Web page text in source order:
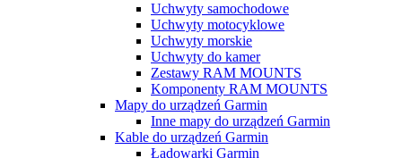
Uchwyty samochodowe
Uchwyty motocyklowe
Uchwyty morskie
Uchwyty do kamer
Zestawy RAM MOUNTS
Komponenty RAM MOUNTS
Mapy do urządzeń Garmin
Inne mapy do urządzeń Garmin
Kable do urządzeń Garmin
Ładowarki Garmin